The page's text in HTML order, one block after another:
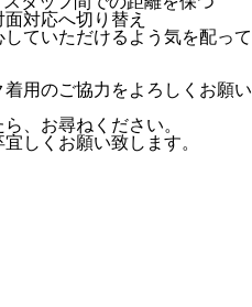
対応へ切り替え
ていただけるよう気を配って
用のご協力をよろしくお願い
、お尋ねください。
しくお願い致します。